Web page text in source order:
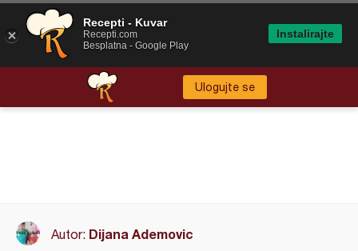
Ulogujte se
Autor: Dijana Ademovic
Recepti - Kuvar
Recepti.com
Besplatna - Google Play
Instalirajte